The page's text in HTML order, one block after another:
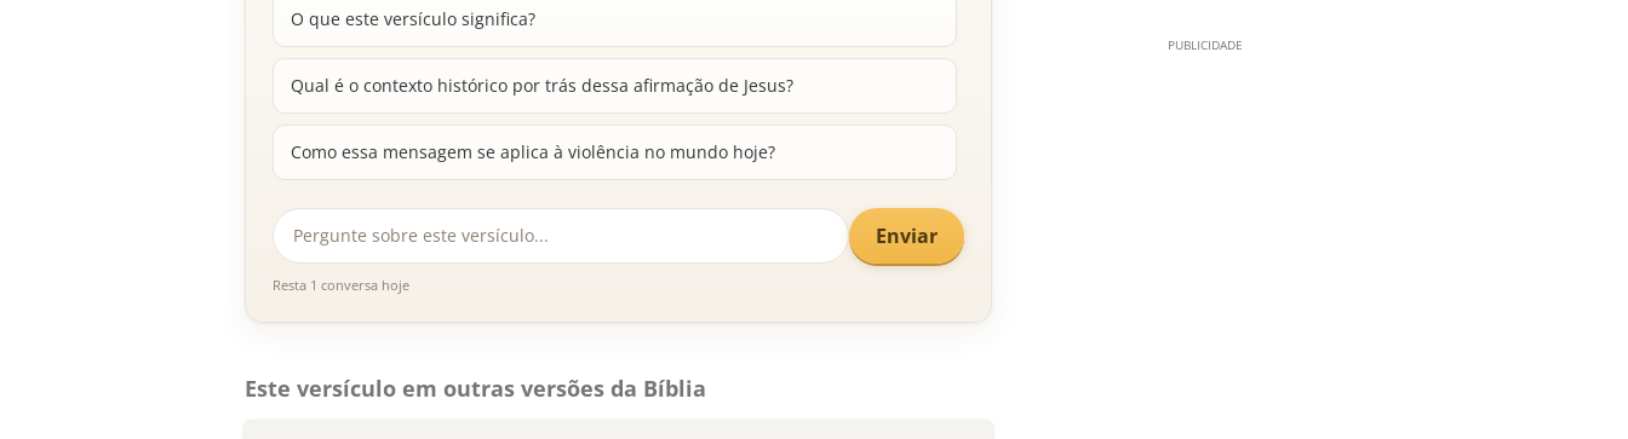
O que este versículo significa?
Qual é o contexto histórico por trás dessa afirmação de Jesus?
Como essa mensagem se aplica à violência no mundo hoje?
Enviar
Resta 1 conversa hoje
Este versículo em outras versões da Bíblia